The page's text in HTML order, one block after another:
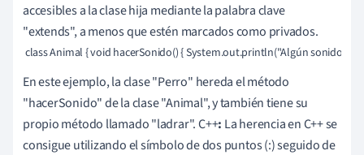
accesibles a la clase hija mediante la palabra clave
"extends", a menos que estén marcados como privados.
class Animal { void hacerSonido() { System.out.println("Algún sonido");
En este ejemplo, la clase "Perro" hereda el método
"hacerSonido" de la clase "Animal", y también tiene su
propio método llamado "ladrar". C++: La herencia en C++ se
consigue utilizando el símbolo de dos puntos (:) seguido de